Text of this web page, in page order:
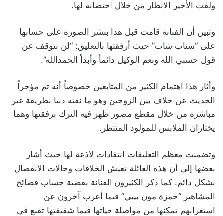
ولفت الأخير الانظار من خلال احتضانه لها.
وتبين أن الفنانة قامت قبل هذا بنشر الصورة على حسابها
على “سناب شات” حيث أرفقتها بالتعليق: “لن نتوقف عن
قول حسبي الله ونعم الوكيل دائماً وأبداً الحمدالله”.
وأثار هذا اهتمام الكثير من المتابعين خصوصاً أنه تم مؤخراً
الحديث عن خلاف بين الزوجين وهو ما نفته دنيا بطريقة غير
مباشرة من خلال مقطع مصور ظهر فيه الترك برفقتها وهما
يختاران الملابس للمولود المنتظر.
وتضمنت معظم التعليقات انتقادات لاذعة لها حيث أشار
بعضها إلى أن هذه العائلة تعيش الخلافات وحالات الانفصال
بشكل دائم. كما ذكر الكثيرون الفنانة بقضية حساب فضائح
المشاهير “حمزة مون بيبي” فيما أعرب آخرون عن
استغرابهم تمكنها من مواصلة حياتها فيما شقيقتها تقبع في